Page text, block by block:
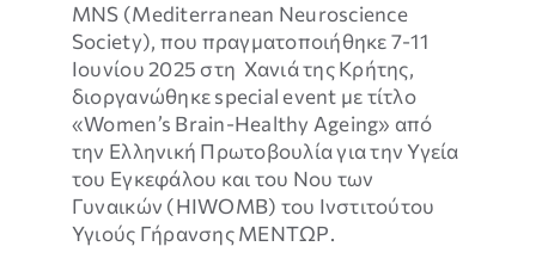
MNS (Mediterranean Neuroscience
Society), που πραγματοποιήθηκε 7-11
Ιουνίου 2025 στη Χανιά της Κρήτης,
διοργανώθηκε special event με τίτλο
«Women’s Brain-Healthy Ageing» από
την Ελληνική Πρωτοβουλία για την Υγεία
του Εγκεφάλου και του Νου των
Γυναικών (HIWOMB) του Ινστιτούτου
Υγιούς Γήρανσης ΜΕΝΤΩΡ.
Απαραίτητα
Τα
συγκεκριμένα
cookies δεν
είναι
προαιρετικά.
Είναι
αναγκαία για
την σωστή